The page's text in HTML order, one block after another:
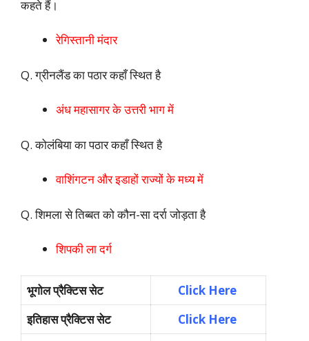
कहते हैं।
रेगिस्तानी मंदार
Q. ग्रीनलैंड का पठार कहाँ स्थित है
अंध महासागर के उत्तरी भाग में
Q. कोलंबिया का पठार कहाँ स्थित है
वाशिंगटन और इडाहों राज्यों के मध्य में
Q. शिमला से तिब्बत को कौन-सा दर्रा जोड़ता है
शिपकी ला दर्ग
भूगोल प्रैक्टिस सेट
Click Here
इतिहास प्रैक्टिस सेट
Click Here